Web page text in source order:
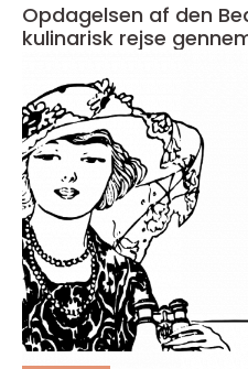
Opdagelsen af den
kulinarisk rejse